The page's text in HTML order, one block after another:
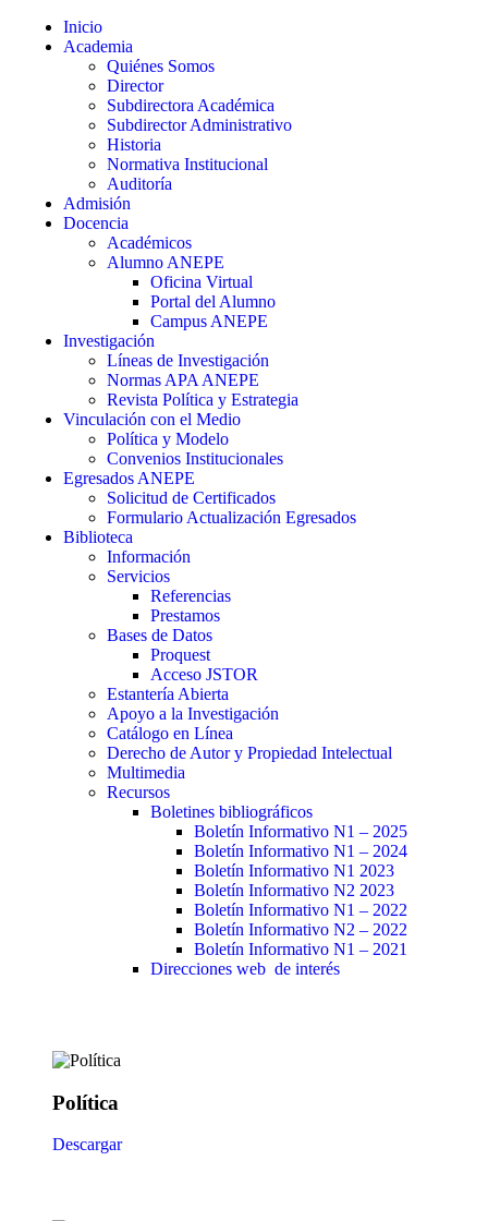
Inicio
Academia
Quiénes Somos
Director
Subdirectora Académica
Subdirector Administrativo
Historia
Normativa Institucional
Auditoría
Admisión
Docencia
Académicos
Alumno ANEPE
Oficina Virtual
Portal del Alumno
Campus ANEPE
Investigación
Líneas de Investigación
Normas APA ANEPE
Revista Política y Estrategia
Vinculación con el Medio
Política y Modelo
Convenios Institucionales
Egresados ANEPE
Solicitud de Certificados
Formulario Actualización Egresados
Biblioteca
Información
Servicios
Referencias
Prestamos
Bases de Datos
Proquest
Acceso JSTOR
Estantería Abierta
Apoyo a la Investigación
Catálogo en Línea
Derecho de Autor y Propiedad Intelectual
Multimedia
Recursos
Boletines bibliográficos
Boletín Informativo N1 – 2025
Boletín Informativo N1 – 2024
Boletín Informativo N1 2023
Boletín Informativo N2 2023
Boletín Informativo N1 – 2022
Boletín Informativo N2 – 2022
Boletín Informativo N1 – 2021
Direcciones web de interés
Política
Descargar